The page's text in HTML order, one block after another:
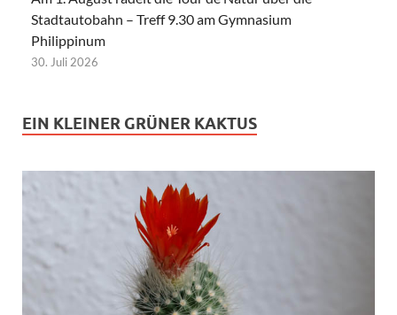
Stadtautobahn – Treff 9.30 am Gymnasium
Philippinum
30. Juli 2026
EIN KLEINER GRÜNER KAKTUS